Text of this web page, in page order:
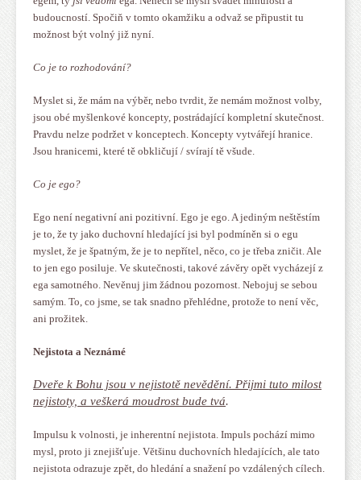
budoucností. Spočiň v tomto okamžiku a odvaž se připustit tu
možnost být volný již nyní.
Co je to rozhodování?
Myslet si, že mám na výběr, nebo tvrdit, že nemám možnost volby,
jsou obé myšlenkové koncepty, postrádající kompletní skutečnost.
Pravdu nelze podržet v konceptech. Koncepty vytvářejí hranice.
Jsou hranicemi, které tě obkličují / svírají tě všude.
Co je ego?
Ego není negativní ani pozitivní. Ego je ego. A jediným neštěstím
je to, že ty jako duchovní hledající jsi byl podmíněn si o egu
myslet, že je špatným, že je to nepřítel, něco, co je třeba zničit. Ale
to jen ego posiluje. Ve skutečnosti, takové závěry opět vycházejí z
ega samotného. Nevěnuj jim žádnou pozornost. Nebojuj se sebou
samým. To, co jsme, se tak snadno přehlédne, protože to není věc,
ani prožitek.
Nejistota a Neznámé
Dveře k Bohu jsou v nejistotě nevědění. Přijmi tuto milost
nejistoty, a veškerá moudrost bude tvá.
Impulsu k volnosti, je inherentní nejistota. Impuls pochází mimo
mysl, proto ji znejišťuje. Většinu duchovních hledajících, ale tato
nejistota odrazuje zpět, do hledání a snažení po vzdálených cílech.